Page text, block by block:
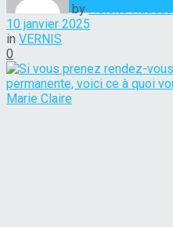
by Hélène Nadeau
10 janvier 2025
in VERNIS
0